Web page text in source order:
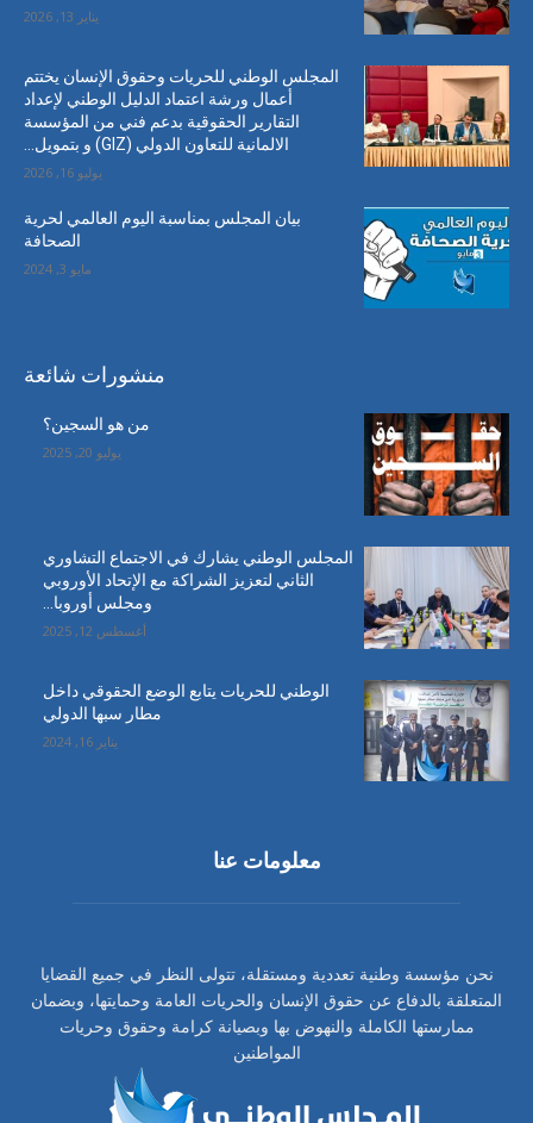
يناير 13, 2026
المجلس الوطني للحريات وحقوق الإنسان يختتم
أعمال ورشة اعتماد الدليل الوطني لإعداد
التقارير الحقوقية بدعم فني من المؤسسة
الالمانية للتعاون الدولي (GIZ) و بتمويل...
يوليو 16, 2026
بيان المجلس بمناسبة اليوم العالمي لحرية
الصحافة
مايو 3, 2024
منشورات شائعة
من هو السجين؟
يوليو 20, 2025
المجلس الوطني يشارك في الاجتماع التشاوري
الثاني لتعزيز الشراكة مع الإتحاد الأوروبي
ومجلس أوروبا…
أغسطس 12, 2025
الوطني للحريات يتابع الوضع الحقوقي داخل
مطار سبها الدولي
يناير 16, 2024
معلومات عنا
نحن مؤسسة وطنية تعددية ومستقلة، تتولى النظر في جميع القضايا
المتعلقة بالدفاع عن حقوق الإنسان والحريات العامة وحمايتها، وبضمان
ممارستها الكاملة والنهوض بها وبصيانة كرامة وحقوق وحريات
المواطنين